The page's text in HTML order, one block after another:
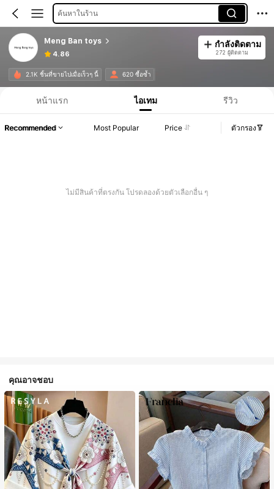
ค้นหาในร้าน
Meng Ban toys
4.86
กำลังติดตาม
272 ผู้ติดตาม
2.1K ชิ้นที่ขายไปเมื่อเร็วๆ นี้ 620 ซื้อซ้ำ
หน้าแรก ไอเทม รีวิว
Recommended Most Popular Price ตัวกรอง
ไม่มีสินค้าที่ตรงกัน โปรดลองด้วยตัวเลือกอื่น ๆ
คุณอาจชอบ